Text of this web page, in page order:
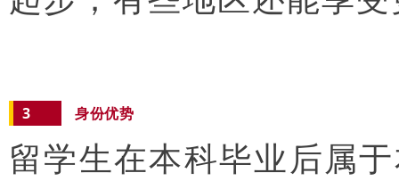
3 身份优势
留学生在本科毕业后属